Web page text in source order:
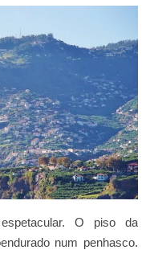
O piso da
num penhasco.